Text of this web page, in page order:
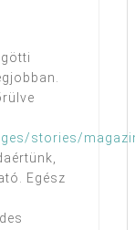
stories/
Egész